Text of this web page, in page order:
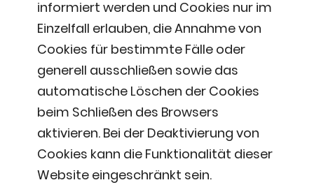
informiert werden und Cookies nur im
Einzelfall erlauben, die Annahme von
Cookies für bestimmte Fälle oder
generell ausschließen sowie das
automatische Löschen der Cookies
beim Schließen des Browsers
aktivieren. Bei der Deaktivierung von
Cookies kann die Funktionalität dieser
Website eingeschränkt sein.